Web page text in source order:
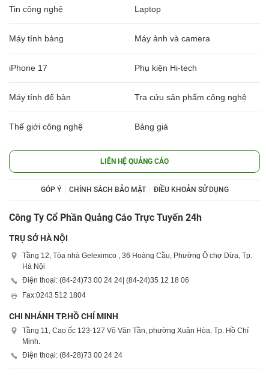
Tin công nghệ Laptop
Máy tính bảng Máy ảnh và camera
iPhone 17 Phụ kiện Hi-tech
Máy tính để bàn Tra cứu sản phẩm công nghệ
Thế giới công nghệ Bảng giá
LIÊN HỆ QUẢNG CÁO
GÓP Ý CHÍNH SÁCH BẢO MẬT ĐIỀU KHOẢN SỬ DỤNG
Công Ty Cổ Phần Quảng Cáo Trực Tuyến 24h
TRỤ SỞ HÀ NỘI
Tầng 12, Tòa nhà Geleximco , 36 Hoàng Cầu, Phường Ô chợ Dừa, Tp.
Hà Nội
Điện thoại: (84-24)73 00 24 24 | (84-24)35 12 18 06
Fax:0243 512 1804
CHI NHÁNH TP.HỒ CHÍ MINH
Tầng 11, Cao ốc 123-127 Võ Văn Tần, phường Xuân Hòa, Tp. Hồ Chí
Minh.
Điện thoại: (84-28)73 00 24 24